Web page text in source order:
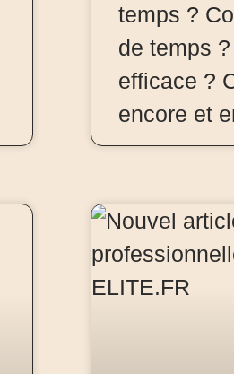
temps ?
de temps
efficace ?
encore et